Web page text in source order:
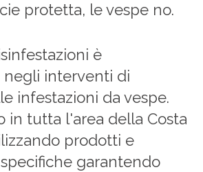
protetta, le vespe no.
è
negli interventi di
infestazioni da vespe.
in tutta l'area della Costa
prodotti e
garantendo